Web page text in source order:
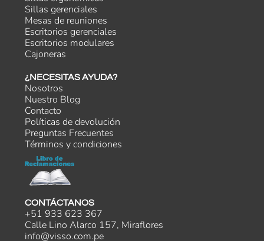
Sillas gerenciales
Mesas de reuniones
Escritorios gerenciales
Escritorios modulares
Cajoneras
¿NECESITAS AYUDA?
Nosotros
Nuestro Blog
Contacto
Políticas de devolución
Preguntas Frecuentes
Términos y condiciones
CONTÁCTANOS
+51 933 623 367
Calle Lino Alarco 157, Miraflores
info@visso.com.pe